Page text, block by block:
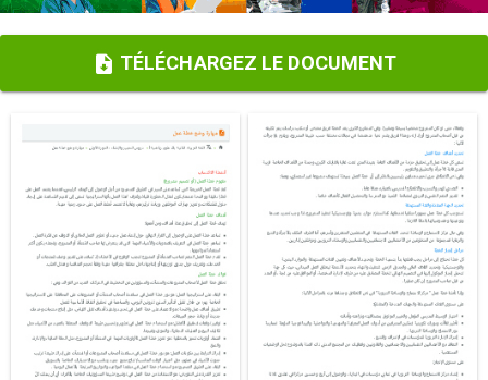
TÉLÉCHARGEZ LE DOCUMENT